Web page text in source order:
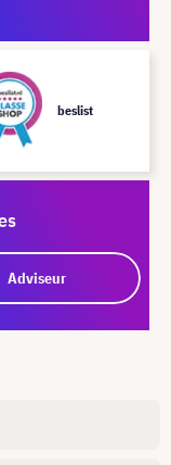
beslist
Adviseur